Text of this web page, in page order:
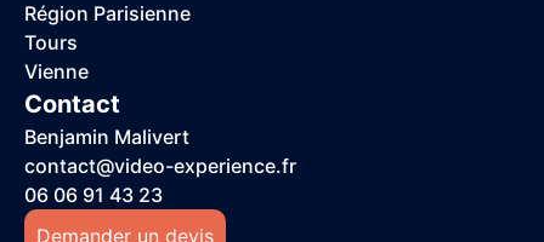
Région Parisienne
Tours
Vienne
Contact
Benjamin Malivert
contact@video-experience.fr
06 06 91 43 23
Demander un devis